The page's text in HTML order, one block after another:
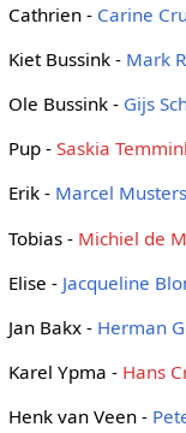
Cathrien - Carine
Kiet Bussink - Mark
Ole Bussink - Gijs
Pup - Saskia
Erik - Marcel Musters
Tobias - Michiel de
Elise - Jacqueline
Jan Bakx - Herman
Karel Ypma - Hans
Henk van Veen -